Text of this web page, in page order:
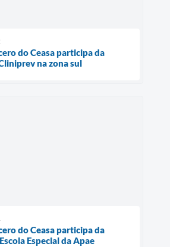
do Ceasa participa da
na zona sul
do Ceasa participa da
Especial da Apae